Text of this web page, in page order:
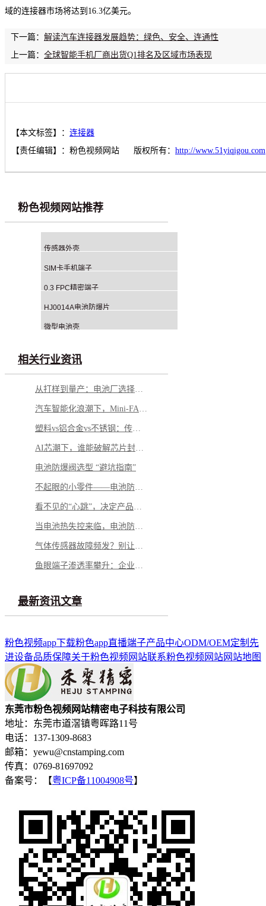
域的连接器市场将达到16.3亿美元。
下一篇： 解读汽车连接器发展趋势：绿色、安全、连通性
上一篇： 全球智能手机厂商出货Q1排名及区域市场表现
【本文标签】： 连接器
【责任编辑】： 粉色视频网站 版权所有： http://www.51yiqigou.com
粉色视频网站推荐
传感器外壳
SIM卡手机端子
0.3 FPC精密端子
HJ0014A电池防爆片
微型电池壳
相关行业资讯
电池防爆阀选型 “避坑指南”
最新资讯文章
粉色视频app下载粉色app直播端子产品中心ODM/OEM定制 先
进设备品质保障关于粉色视频网站联系粉色视频网站网站地图
东莞市粉色视频网站精密电子科技有限公司
地址：东莞市道滘镇粤晖路11号
电话：137-1309-8683
邮箱：yewu@cnstamping.com
传真：0769-81697092
备案号：【粤ICP备11004908号】